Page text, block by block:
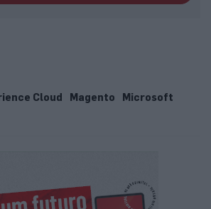
Cloud Magento
Microsoft